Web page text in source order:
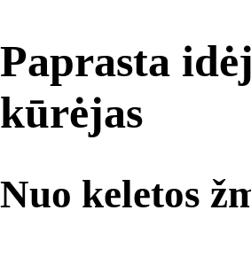
Paprasta
kūrėjas
Nuo keletos